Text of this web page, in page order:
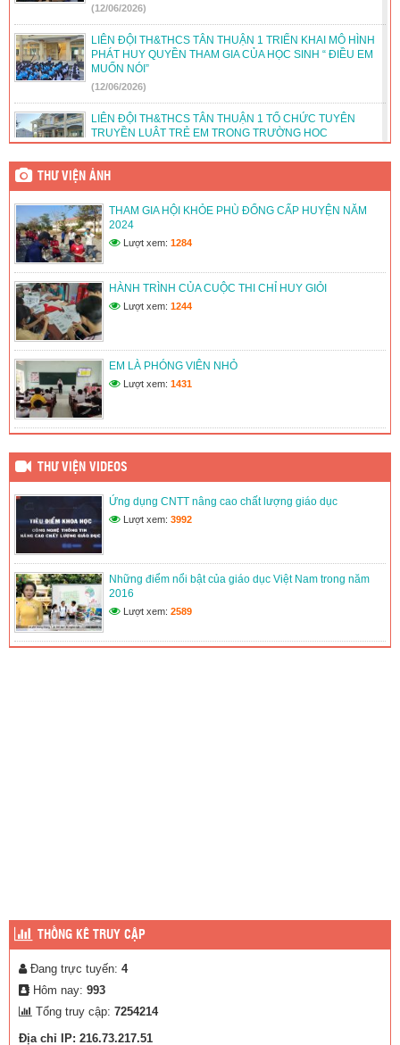
(12/06/2026)
LIÊN ĐỘI TH&THCS TÂN THUẬN 1 TRIỂN KHAI MÔ HÌNH
PHÁT HUY QUYỀN THAM GIA CỦA HỌC SINH “ ĐIỀU EM
MUỐN NÓI”
(12/06/2026)
LIÊN ĐỘI TH&THCS TÂN THUẬN 1 TỔ CHỨC TUYÊN
TRUYỀN LUẬT TRẺ EM TRONG TRƯỜNG HỌC
LIÊN ĐỘI TH&THCS TÂN THUẬN 1 TỔ CHỨC HOẠT ĐỘNG
(12/06/2026)
LIÊN ĐỘI TRƯỜNG TH&THCS TÂN THUẬN 1 DUY TRÌ VÀ
PHÁT TRIỂN CÂU LẠC BỘ VĂN HÓA, VĂN NGHỆ, THỂ
THAO
(12/06/2026)
LIÊN ĐỘI TRƯỜNG TH&THCS TÂN THUẬN 1 TỔ CHỨC
HOẠT ĐỘNG VIẾT THƯ CHÀO MỪNG ĐẠI HỘI ĐOÀN CÁC
CẤP
(12/06/2026)
THƯ VIỆN ẢNH
THAM GIA HỘI KHỎE PHÙ ĐỔNG CẤP HUYỆN NĂM
2024
Lượt xem: 1284
HÀNH TRÌNH CỦA CUỘC THI CHỈ HUY GIỎI
Lượt xem: 1244
EM LÀ PHÓNG VIÊN NHỎ
Lượt xem: 1431
THƯ VIỆN VIDEOS
Ứng dụng CNTT nâng cao chất lượng giáo dục
Lượt xem: 3992
Những điểm nổi bật của giáo dục Việt Nam trong năm
2016
Lượt xem: 2589
THỐNG KÊ TRUY CẬP
Đang trực tuyến: 4
Hôm nay: 993
Tổng truy cập: 7254214
Địa chỉ IP: 216.73.217.51